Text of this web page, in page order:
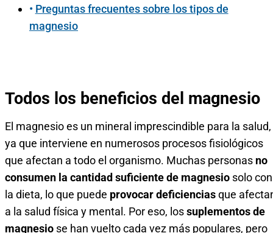
Preguntas frecuentes sobre los tipos de
magnesio
Todos los beneficios del magnesio
El magnesio es un mineral imprescindible para la salud,
ya que interviene en numerosos procesos fisiológicos
que afectan a todo el organismo. Muchas personas no
consumen la cantidad suficiente de magnesio solo con
la dieta, lo que puede provocar deficienciasque
a la salud física y mental. Por eso, lossuplementos de
magnesio se han vuelto cada vez más populares, pero